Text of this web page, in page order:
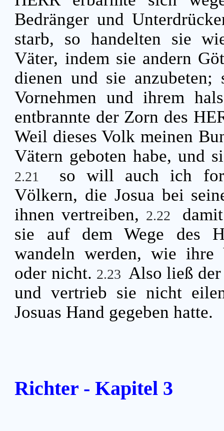
Bedränger und
starb, so handelten sie
Väter, indem sie andern
dienen und sie
Vornehmen und ihrem
entbrannte der Zorn des
Weil dieses Volk meinen
Vätern geboten habe, und
2.21
so will auch ich
Völkern, die Josua bei
ihnen vertreiben, 2.22
sie auf dem Wege des
wandeln werden, wie ihre
oder nicht. 2.23 Also ließ
und vertrieb sie nicht
Josuas Hand gegeben hatte.
Richter - Kapitel 3